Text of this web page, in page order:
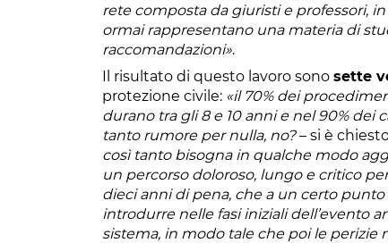
rete composta da giuristi e professori,
ormai rappresentano una materia di
raccomandazioni».
Il risultato di questo lavoro sono sette
protezione civile: «il 70% dei
durano tra gli 8 e 10 anni e nel 90% dei
tanto rumore per nulla, no?– si è
così tanto bisogna in qualche modo
un percorso doloroso, lungo e critico
dieci anni di pena, che a un certo
introdurre nelle fasi iniziali dell’evento
sistema, in modo tale che poi le perizie